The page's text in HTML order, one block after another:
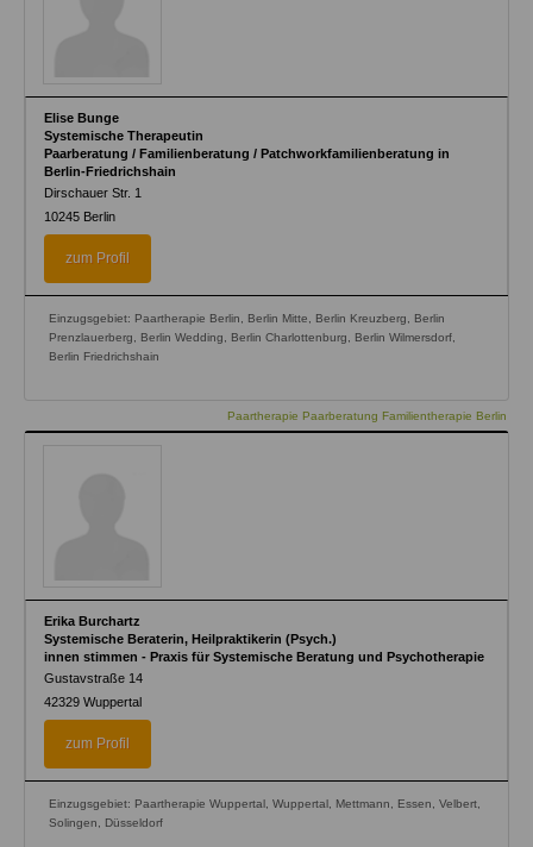
Elise Bunge
Systemische Therapeutin
Paarberatung / Familienberatung / Patchworkfamilienberatung in
Berlin-Friedrichshain
Dirschauer Str. 1
10245 Berlin
zum Profil
Einzugsgebiet: Paartherapie Berlin, Berlin Mitte, Berlin Kreuzberg, Berlin
Prenzlauerberg, Berlin Wedding, Berlin Charlottenburg, Berlin Wilmersdorf,
Berlin Friedrichshain
Paartherapie Paarberatung Familientherapie Berlin
Erika Burchartz
Systemische Beraterin, Heilpraktikerin (Psych.)
innen stimmen - Praxis für Systemische Beratung und Psychotherapie
Gustavstraße 14
42329 Wuppertal
zum Profil
Einzugsgebiet: Paartherapie Wuppertal, Wuppertal, Mettmann, Essen, Velbert,
Solingen, Düsseldorf